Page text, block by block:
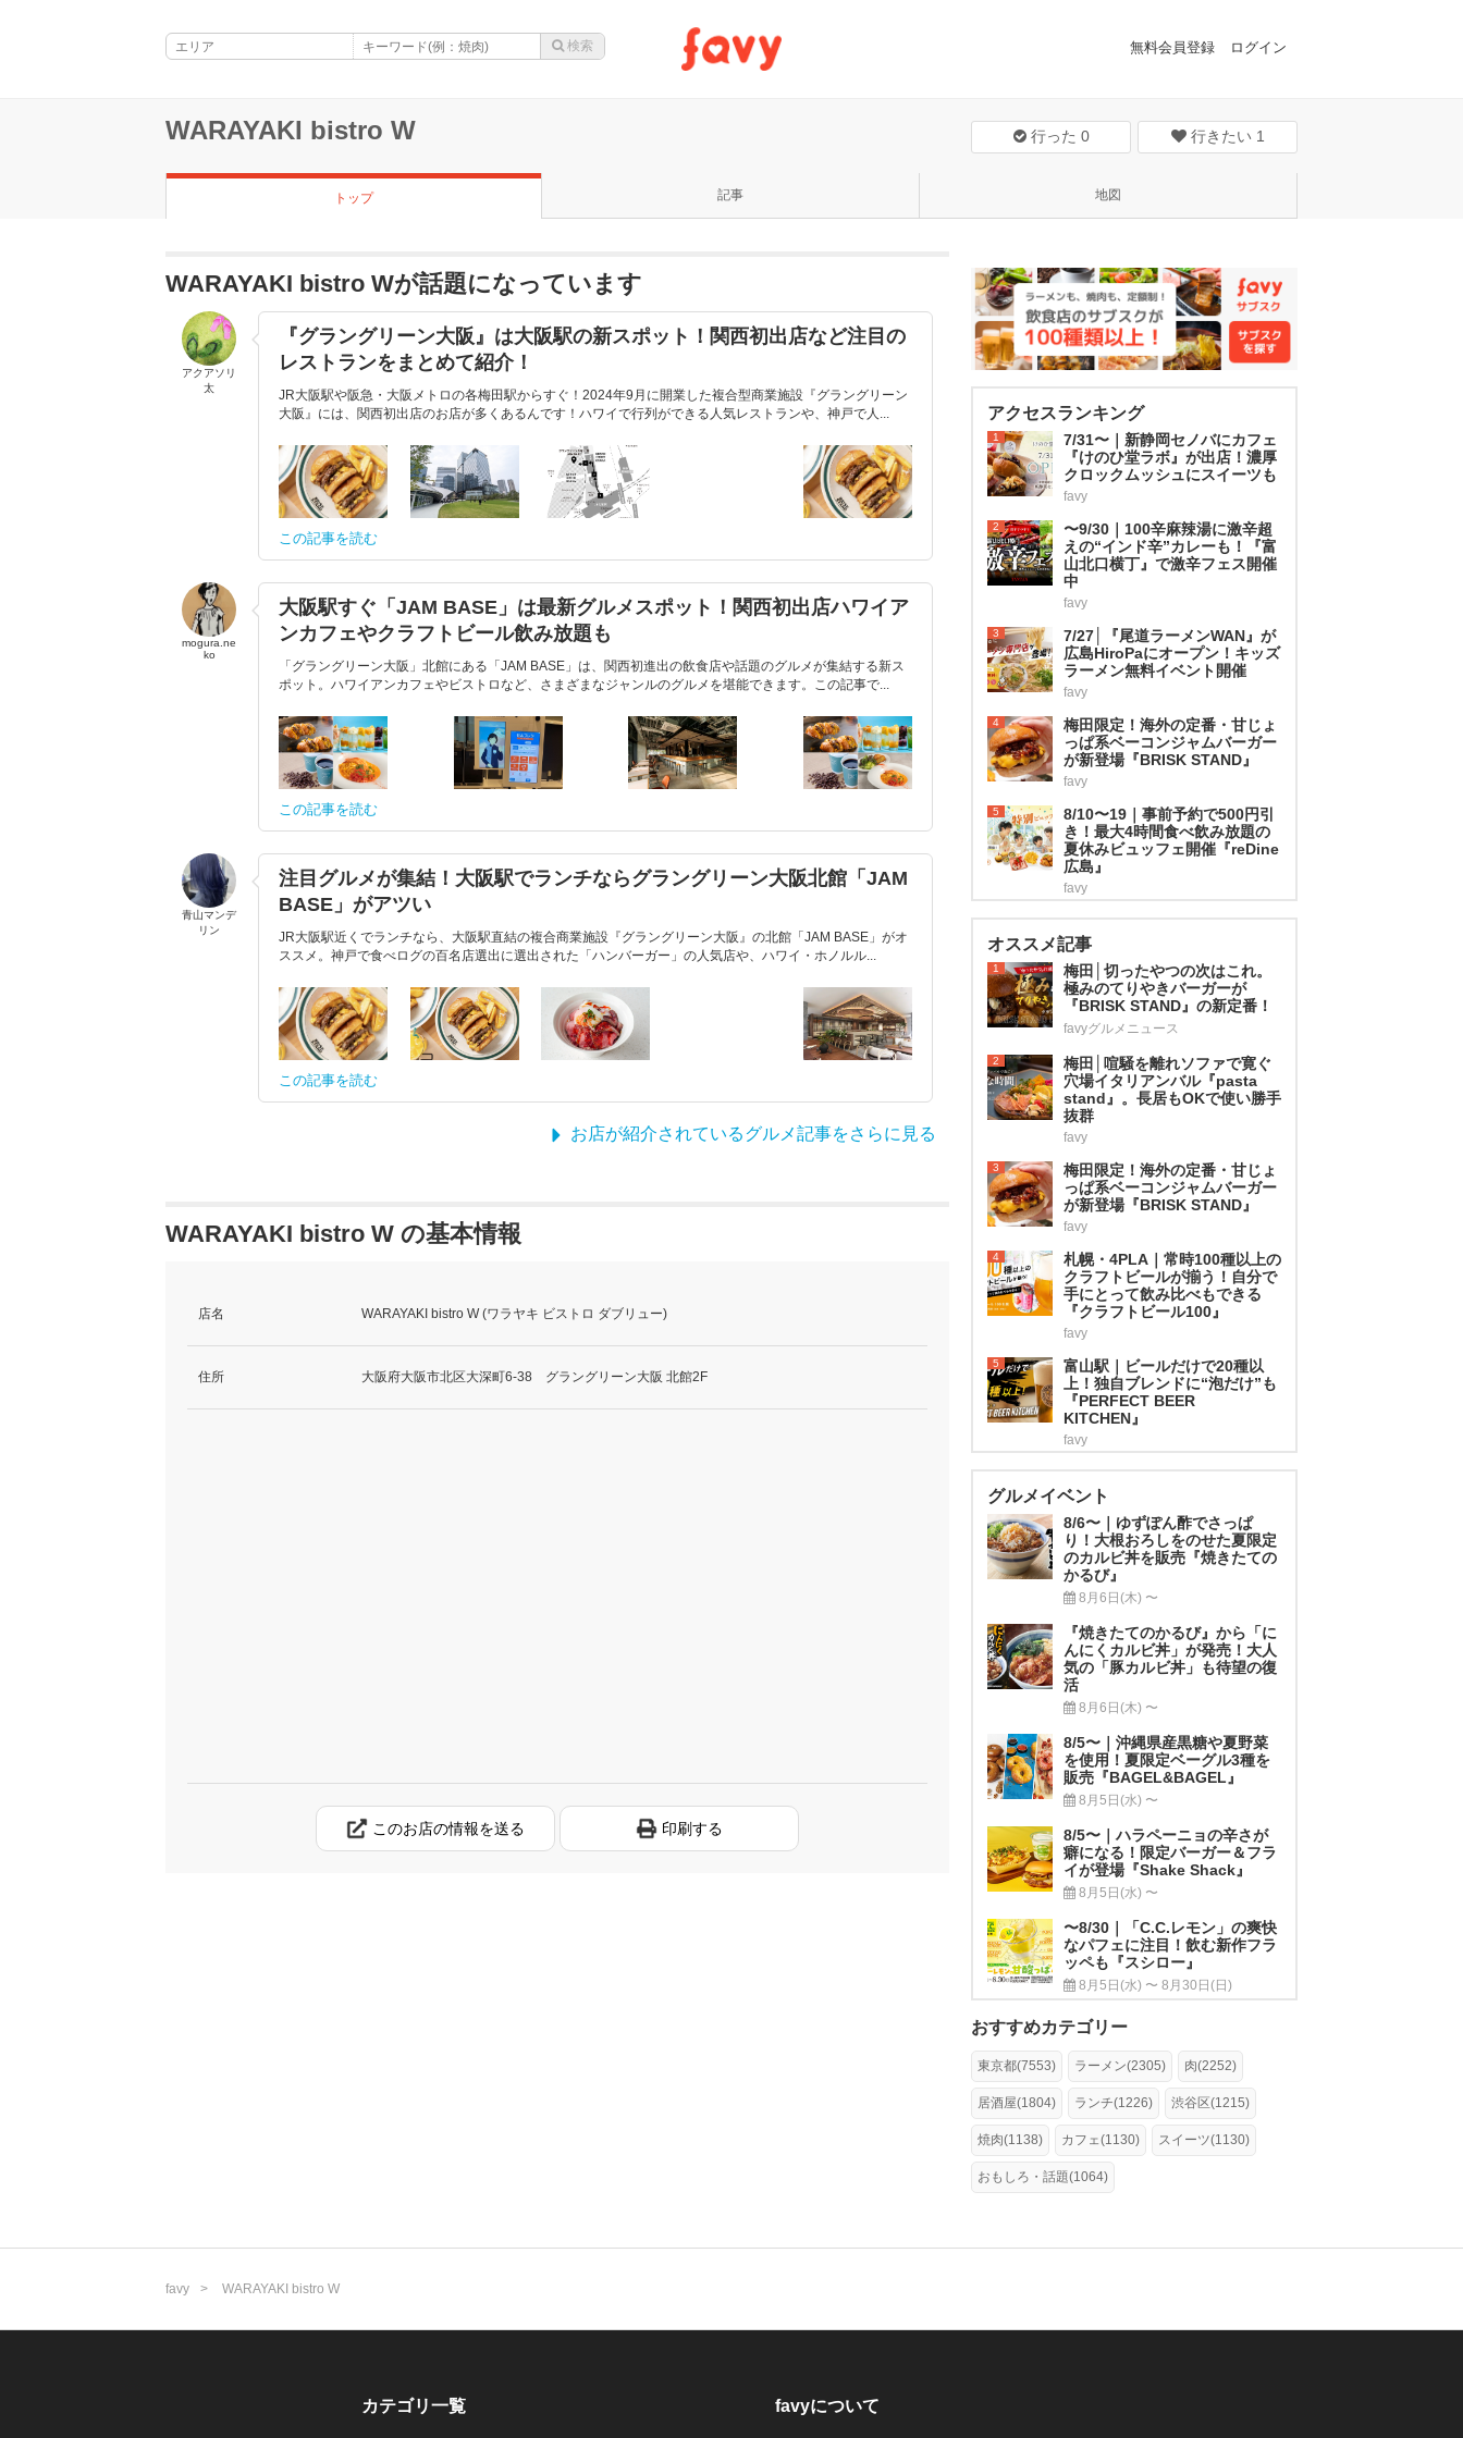
無料会員登録 ログイン
WARAYAKI bistro W 行った 0 行きたい 1
トップ 記事 地図
WARAYAKI bistro Wが話題になっています
アクアソリ
太
『グラングリーン大阪』は大阪駅の新スポット！関西初出店など注目の
レストランをまとめて紹介！
JR大阪駅や阪急・大阪メトロの各梅田駅からすぐ！2024年9月に開業した複合型商業施設『グラングリーン
大阪』には、関西初出店のお店が多くあるんです！ハワイで行列ができる人気レストランや、神戸で人...
この記事を読む
mogura.ne
ko
大阪駅すぐ「JAM BASE」は最新グルメスポット！関西初出店ハワイア
ンカフェやクラフトビール飲み放題も
「グラングリーン大阪」北館にある「JAM BASE」は、関西初進出の飲食店や話題のグルメが集結する新ス
ポット。ハワイアンカフェやビストロなど、さまざまなジャンルのグルメを堪能できます。この記事で...
この記事を読む
青山マンデ
リン
注目グルメが集結！大阪駅でランチならグラングリーン大阪北館「JAM
BASE」がアツい
JR大阪駅近くでランチなら、大阪駅直結の複合商業施設『グラングリーン大阪』の北館「JAM BASE」がオ
ススメ。神戸で食べログの百名店選出に選出された「ハンバーガー」の人気店や、ハワイ・ホノルル...
この記事を読む
お店が紹介されているグルメ記事をさらに見る
WARAYAKI bistro W の基本情報
店名 WARAYAKI bistro W (ワラヤキ ビストロ ダブリュー)
住所 大阪府大阪市北区大深町6-38 グラングリーン大阪 北館2F
このお店の情報を送る 印刷する
アクセスランキング
1
7/31〜｜新静岡セノバにカフェ
『けのひ堂ラボ』が出店！濃厚
クロックムッシュにスイーツも
favy
2
〜9/30｜100辛麻辣湯に激辛超
えの“インド辛”カレーも！『富
山北口横丁』で激辛フェス開催
中
favy
3
7/27│『尾道ラーメンWAN』が
広島HiroPaにオープン！キッズ
ラーメン無料イベント開催
favy
4
梅田限定！海外の定番・甘じょ
っぱ系ベーコンジャムバーガー
が新登場『BRISK STAND』
favy
5
8/10〜19｜事前予約で500円引
き！最大4時間食べ飲み放題の
夏休みビュッフェ開催『reDine
広島』
favy
オススメ記事
1
梅田│切ったやつの次はこれ。
極みのてりやきバーガーが
『BRISK STAND』の新定番！
favyグルメニュース
2
梅田│喧騒を離れソファで寛ぐ
穴場イタリアンバル『pasta
stand』。長居もOKで使い勝手
抜群
favy
3
梅田限定！海外の定番・甘じょ
っぱ系ベーコンジャムバーガー
が新登場『BRISK STAND』
favy
4
札幌・4PLA｜常時100種以上の
クラフトビールが揃う！自分で
手にとって飲み比べもできる
『クラフトビール100』
favy
5
富山駅｜ビールだけで20種以
上！独自ブレンドに“泡だけ”も
『PERFECT BEER
KITCHEN』
favy
グルメイベント
8/6〜｜ゆずぽん酢でさっぱ
り！大根おろしをのせた夏限定
のカルビ丼を販売『焼きたての
かるび』
8月6日(木) 〜
『焼きたてのかるび』から「に
んにくカルビ丼」が発売！大人
気の「豚カルビ丼」も待望の復
活
8月6日(木) 〜
8/5〜｜沖縄県産黒糖や夏野菜
を使用！夏限定ベーグル3種を
販売『BAGEL&BAGEL』
8月5日(水) 〜
8/5〜｜ハラペーニョの辛さが
癖になる！限定バーガー＆フラ
イが登場『Shake Shack』
8月5日(水) 〜
〜8/30｜「C.C.レモン」の爽快
なパフェに注目！飲む新作フラ
ッペも『スシロー』
8月5日(水) 〜 8月30日(日)
おすすめカテゴリー
東京都(7553) ラーメン(2305) 肉(2252)
居酒屋(1804) ランチ(1226) 渋谷区(1215)
焼肉(1138) カフェ(1130) スイーツ(1130)
おもしろ・話題(1064)
favy WARAYAKI bistro W
カテゴリ一覧 favyについて